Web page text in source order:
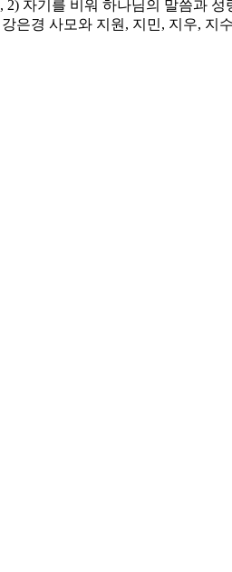
자기를 비워 하나님의 말씀과
은경 사모와 지원, 지민, 지우, 지